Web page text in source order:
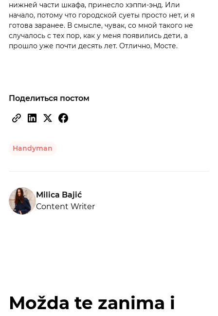
нижней части шкафа, принесло хэппи-энд. Или
начало, потому что городской суеты просто нет, и я
готова заранее. В смысле, чувак, со мной такого не
случалось с тех пор, как у меня появились дети, а
прошло уже почти десять лет. Отлично, Мосте.
Поделиться постом
Handyman
Milica Bajić
Content Writer
Možda te zanima i